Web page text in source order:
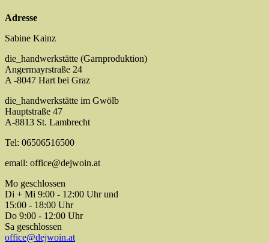
Adresse
Sabine Kainz
die_handwerkstätte (Garnproduktion)
Angermayrstraße 24
A -8047 Hart bei Graz
die_handwerkstätte im Gwölb
Hauptstraße 47
A-8813 St. Lambrecht
Tel: 06506516500
email: office@dejwoin.at
Mo geschlossen
Di + Mi 9:00 - 12:00 Uhr und
15:00 - 18:00 Uhr
Do 9:00 - 12:00 Uhr
Sa geschlossen
office@dejwoin.at